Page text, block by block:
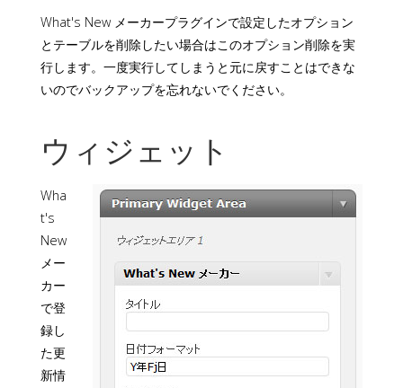
What's New メーカープラグインで設定したオプション
とテーブルを削除したい場合はこのオプション削除を実
行します。一度実行してしまうと元に戻すことはできな
いのでバックアップを忘れないでください。
ウィジェット
Wha
t's
New
メー
カー
で登
録し
た更
新情